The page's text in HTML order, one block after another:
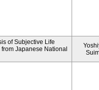
of Subjective Life
Japanese National